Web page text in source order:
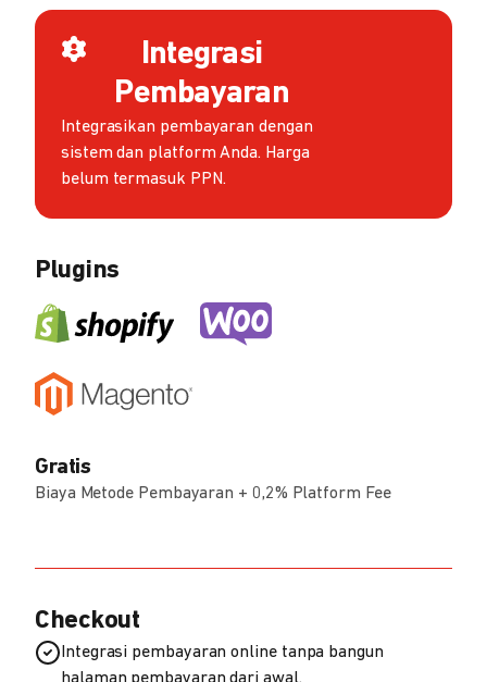
Integrasi
Pembayaran
Integrasikan pembayaran dengan
sistem dan platform Anda. Harga
belum termasuk PPN.
Plugins
Gratis
Biaya Metode Pembayaran + 0,2% Platform Fee
Checkout
Integrasi pembayaran online tanpa bangun